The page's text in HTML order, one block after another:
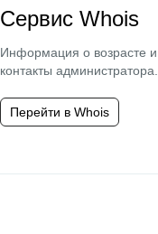
Сервис Whois
Информация о возрасте и
контакты администратора.
Перейти в Whois